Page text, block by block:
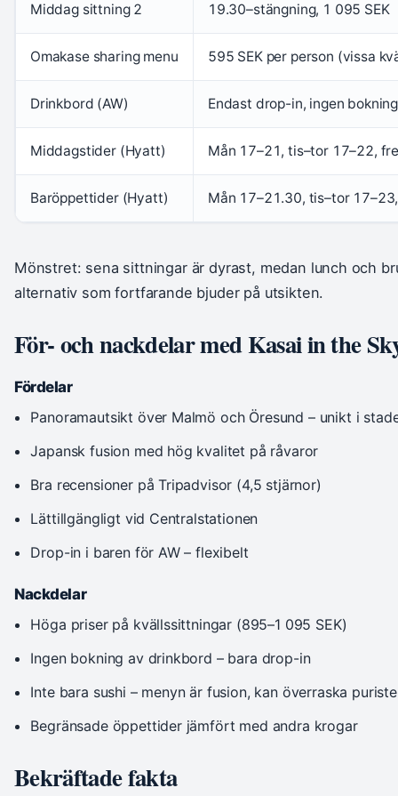
Middag sittning 2 19.30–stängning, 1 095 SEK
Omakase sharing menu 595 SEK per person (vissa
Drinkbord (AW) Endast drop-in, ingen bokning
Middagstider (Hyatt) Mån 17–21, tis–tor 17–22,
Baröppettider (Hyatt) Mån 17–21.30, tis–tor
Mönstret: sena sittningar är dyrast, medan lunch och
alternativ som fortfarande bjuder på utsikten.
För- och nackdelar med Kasai in the
Fördelar
Panoramautsikt över Malmö och Öresund – unikt i
Japansk fusion med hög kvalitet på råvaror
Bra recensioner på Tripadvisor (4,5 stjärnor)
Lättillgängligt vid Centralstationen
Drop-in i baren för AW – flexibelt
Nackdelar
Höga priser på kvällssittningar (895–1 095 SEK)
Ingen bokning av drinkbord – bara drop-in
Inte bara sushi – menyn är fusion, kan överraska
Begränsade öppettider jämfört med andra krogar
Bekräftade fakta